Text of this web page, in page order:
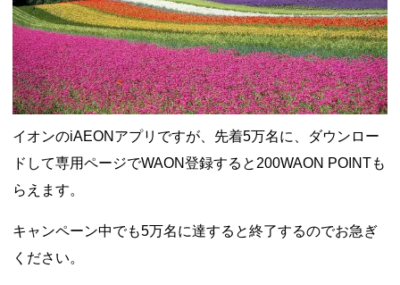
ドットマネーが再開！8/12から。でも未完了のポイント有効期
限が8月末まで？ 2026年7月31日
【2026年夏】dポイント交換キャンペーンが見逃せない！最大
15%増量のチャンス。8/1~31あたりまで 2026年7月31日
au PAY 残高チャージで最大10000円もらえる！じぶん銀行から
チャージで抽選。8/31まで 2026年7月29日
イオンのiAEONアプリですが、先着5万名に、ダウンロー
ドして専用ページでWAON登録すると200WAON POINTも
らえます。
キャンペーン中でも5万名に達すると終了するのでお急ぎ
ください。